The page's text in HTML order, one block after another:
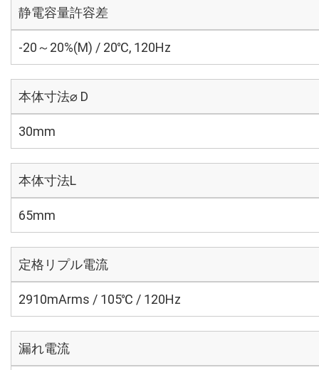
静電容量許容差
-20～20%(M) / 20℃, 120Hz
本体寸法⌀ D
30mm
本体寸法L
65mm
定格リプル電流
2910mArms / 105℃ / 120Hz
漏れ電流